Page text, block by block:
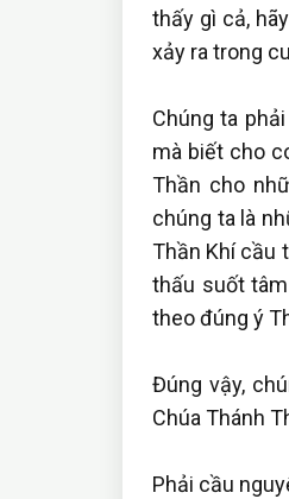
thấy gì cả,
xảy ra trong
Chúng ta
mà biết cho
Thần cho
chúng ta là
Thần Khí cầu
thấu suốt
theo đúng ý
Đúng vậy,
Chúa Thánh
Phải cầu